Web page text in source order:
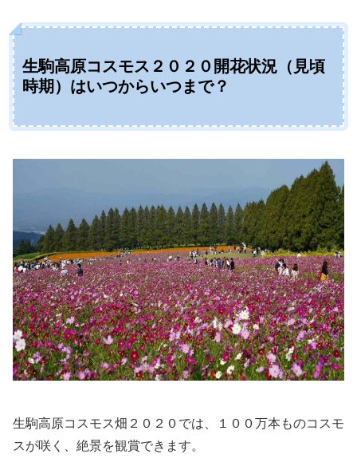
生駒高原コスモス２０２０開花状況（見頃
時期）はいつからいつまで？
生駒高原コスモス畑２０２０では、１００万本ものコスモ
スが咲く、絶景を観賞できます。